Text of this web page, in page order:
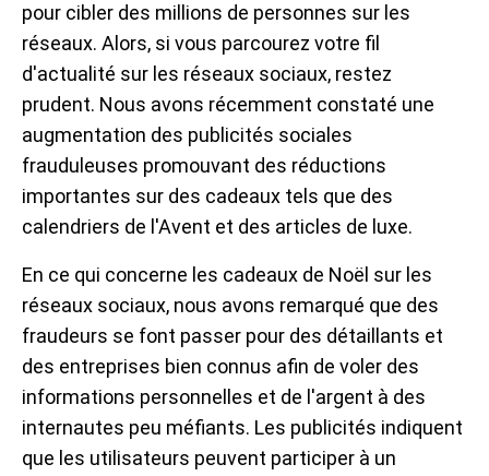
pour cibler des millions de personnes sur les
réseaux. Alors, si vous parcourez votre fil
d'actualité sur les réseaux sociaux, restez
prudent. Nous avons récemment constaté une
augmentation des publicités sociales
frauduleuses promouvant des réductions
importantes sur des cadeaux tels que des
calendriers de l'Avent et des articles de luxe.
En ce qui concerne les cadeaux de Noël sur les
réseaux sociaux, nous avons remarqué que des
fraudeurs se font passer pour des détaillants et
des entreprises bien connus afin de voler des
informations personnelles et de l'argent à des
internautes peu méfiants. Les publicités indiquent
que les utilisateurs peuvent participer à un